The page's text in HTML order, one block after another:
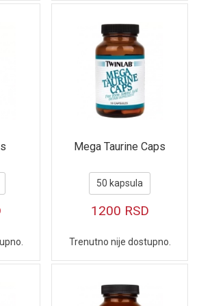
Mega Taurine Caps
50 kapsula
1200 RSD
Trenutno nije dostupno.